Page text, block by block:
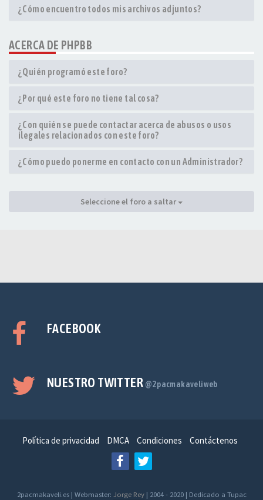
¿Cómo encuentro todos mis archivos adjuntos?
ACERCA DE PHPBB
¿Quién programó este foro?
¿Por qué este foro no tiene tal cosa?
¿Con quién se puede contactar acerca de abusos o usos
ilegales relacionados con este foro?
¿Cómo puedo ponerme en contacto con un Administrador?
Seleccione el foro a saltar
FACEBOOK
NUESTRO TWITTER @2pacmakaveliweb
Política de privacidad DMCA Condiciones Contáctenos
2pacmakaveli.es | Webmaster: Jorge Rey| 2004 - 2020 | Dedicado a Tupac